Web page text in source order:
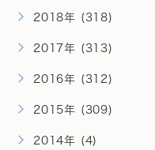
2018年 (318)
2017年 (313)
2016年 (312)
2015年 (309)
2014年 (4)